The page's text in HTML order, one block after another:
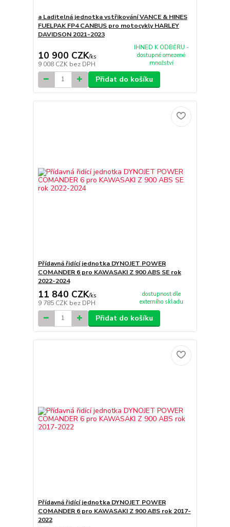
a Laditelná jednotka vstřikování VANCE & HINES
FUELPAK FP4 CANBUS pro motocykly HARLEY
DAVIDSON 2021-2023
10 900 CZK/ks
9 008 CZK bez DPH
IHNED K ODBĚRU -
dostupné omezené
množství
Přidat do košíku
Přídavná řidící jednotka DYNOJET POWER
COMANDER 6 pro KAWASAKI Z 900 ABS SE rok
2022-2024
11 840 CZK/ks
9 785 CZK bez DPH
dostupnost dle
externího skladu
Přidat do košíku
Přídavná řidící jednotka DYNOJET POWER
COMANDER 6 pro KAWASAKI Z 900 ABS rok 2017-
2022